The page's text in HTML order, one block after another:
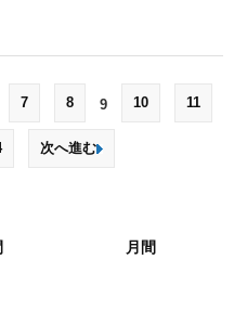
7 8 9 10 11
次へ進む
月間